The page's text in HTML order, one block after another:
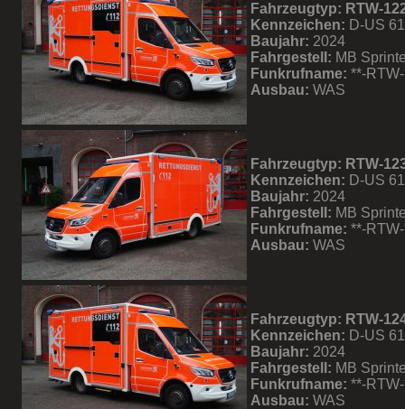
Fahrzeugtyp: RTW-
Kennzeichen: D-US
Baujahr: 2024
Fahrgestell: MB
Funkrufname: **-
Ausbau: WAS
Fahrzeugtyp: RTW-
Kennzeichen: D-US
Baujahr: 2024
Fahrgestell: MB
Funkrufname: **-
Ausbau: WAS
Fahrzeugtyp: RTW-
Kennzeichen: D-US
Baujahr: 2024
Fahrgestell: MB
Funkrufname: **-
Ausbau: WAS